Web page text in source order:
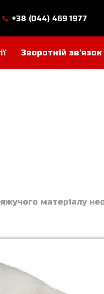
+38 (044) 469 1977
Зворотній зв’язок
матеріалу